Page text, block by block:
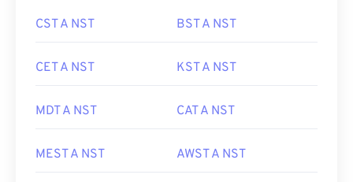
CST A NST BST A NST
CET A NST KST A NST
MDT A NST CAT A NST
MEST A NST AWST A NST